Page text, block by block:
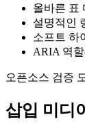
올바른 표
설명적인
소프트 하
ARIA 역
오픈소스 검증
삽입 미디